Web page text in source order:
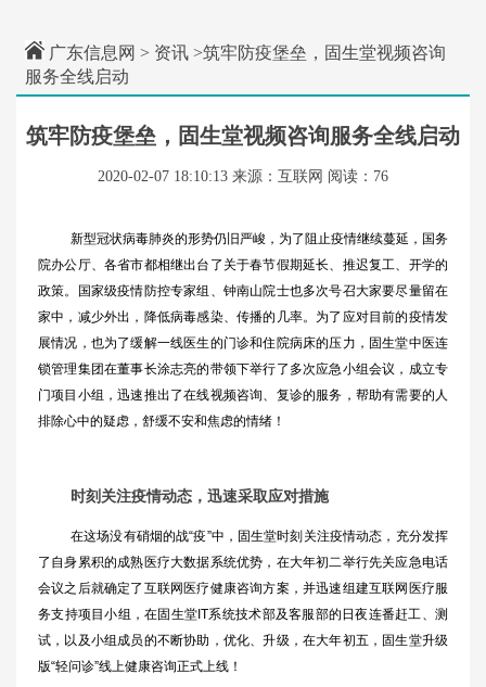
广东信息网 > 资讯 >筑牢防疫堡垒，固生堂视频咨询
服务全线启动
筑牢防疫堡垒，固生堂视频咨询服务全线启动
2020-02-07 18:10:13 来源：互联网 阅读：76
新型冠状病毒肺炎的形势仍旧严峻，为了阻止疫情继续蔓延，国务
院办公厅、各省市都相继出台了关于春节假期延长、推迟复工、开学的
政策。国家级疫情防控专家组、钟南山院士也多次号召大家要尽量留在
家中，减少外出，降低病毒感染、传播的几率。为了应对目前的疫情发
展情况，也为了缓解一线医生的门诊和住院病床的压力，固生堂中医连
锁管理集团在董事长涂志亮的带领下举行了多次应急小组会议，成立专
门项目小组，迅速推出了在线视频咨询、复诊的服务，帮助有需要的人
排除心中的疑虑，舒缓不安和焦虑的情绪！
时刻关注疫情动态，迅速采取应对措施
在这场没有硝烟的战“疫”中，固生堂时刻关注疫情动态，充分发挥
了自身累积的成熟医疗大数据系统优势，在大年初二举行先关应急电话
会议之后就确定了互联网医疗健康咨询方案，并迅速组建互联网医疗服
务支持项目小组，在固生堂IT系统技术部及客服部的日夜连番赶工、测
试，以及小组成员的不断协助，优化、升级，在大年初五，固生堂升级
版“轻问诊”线上健康咨询正式上线！